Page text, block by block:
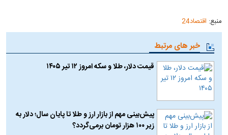
منبع: اقتصاد24
خبر های مرتبط
قیمت دلار، طلا و سکه امروز ۱۲ تیر ۱۴۰۵
پیش‌بینی مهم از بازار ارز و طلا تا پایان سال؛ دلار به
زیر ۱۰۰ هزار تومان برمی‌گردد؟